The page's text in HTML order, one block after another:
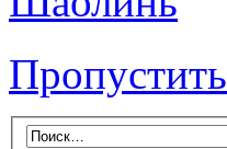
Пропустить